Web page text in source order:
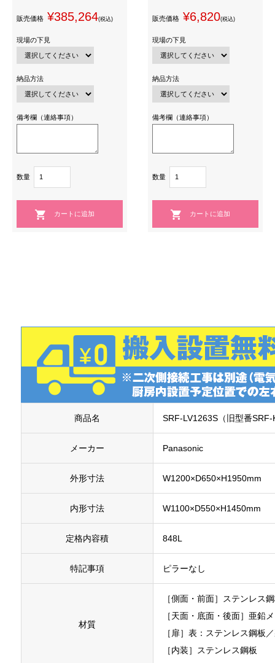
販売価格 ¥385,264(税込)
現場の下見
納品方法
備考欄（連絡事項）
数量
販売価格 ¥6,820(税込)
現場の下見
納品方法
備考欄（連絡事項）
数量
商品名 SRF-LV1263S（旧型番
メーカー Panasonic
外形寸法 W1200×D650×H1950mm
内形寸法 W1100×D550×H1450mm
定格内容積 848L
特記事項 ピラーなし
材質
［側面・前面］ステンレス
［天面・底面・後面］亜鉛
［扉］表：ステンレス鋼板
［内装］ステンレス鋼板